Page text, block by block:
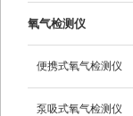
氧气检测仪
便携式氧气检测仪
泵吸式氧气检测仪